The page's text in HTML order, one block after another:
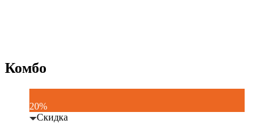
Комбо
20%
Скидка